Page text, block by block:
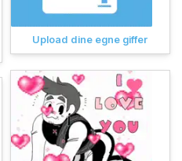
Upload dine egne giffer